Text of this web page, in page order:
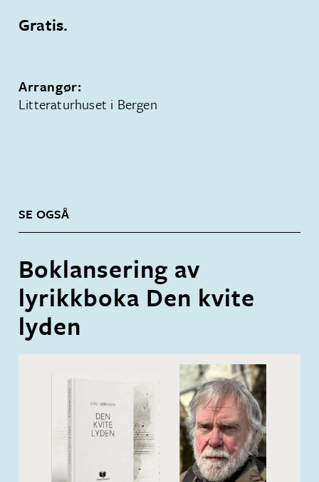
Gratis.
Arrangør:
Litteraturhuset i Bergen
SE OGSÅ
Boklansering av
lyrikkboka Den kvite
lyden